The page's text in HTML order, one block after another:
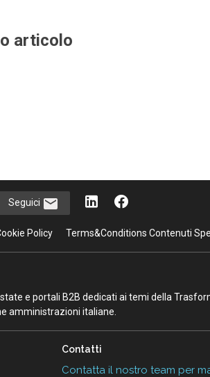
articolo
Seguici
Policy Terms&Conditions Contenuti
e portali B2B dedicati ai temi della
amministrazioni italiane.
Contatti
Contatta il nostro team per